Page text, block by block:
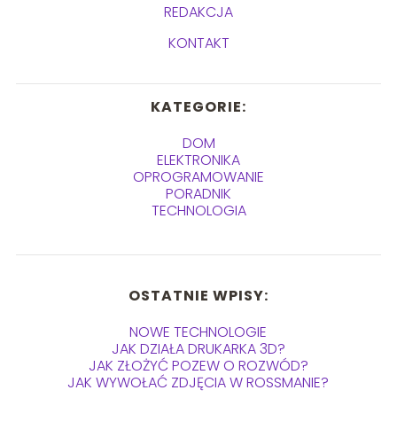
REDAKCJA
KONTAKT
KATEGORIE:
DOM
ELEKTRONIKA
OPROGRAMOWANIE
PORADNIK
TECHNOLOGIA
OSTATNIE WPISY:
NOWE TECHNOLOGIE
JAK DZIAŁA DRUKARKA 3D?
JAK ZŁOŻYĆ POZEW O ROZWÓD?
JAK WYWOŁAĆ ZDJĘCIA W ROSSMANIE?